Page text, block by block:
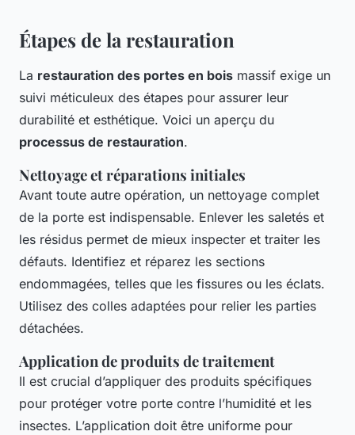
Étapes de la restauration
La restauration des portes en bois massif exige un
suivi méticuleux des étapes pour assurer leur
durabilité et esthétique. Voici un aperçu du
processus de restauration.
Nettoyage et réparations initiales
Avant toute autre opération, un nettoyage complet
de la porte est indispensable. Enlever les saletés et
les résidus permet de mieux inspecter et traiter les
défauts. Identifiez et réparez les sections
endommagées, telles que les fissures ou les éclats.
Utilisez des colles adaptées pour relier les parties
détachées.
Application de produits de traitement
Il est crucial d’appliquer des produits spécifiques
pour protéger votre porte contre l’humidité et les
insectes. L’application doit être uniforme pour